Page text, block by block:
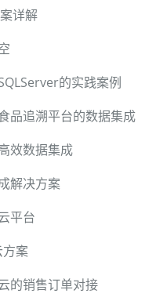
详解
的实践案例
品追溯平台的数据集成
效数据集成
解决方案
平台
方案
的销售订单对接